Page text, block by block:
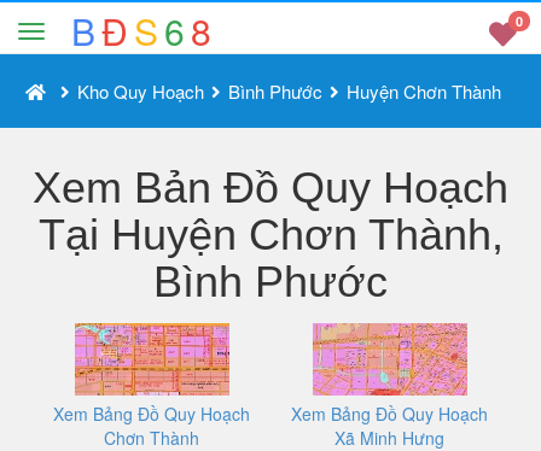
BĐS68 0
Kho Quy Hoạch Bình Phước Huyện Chơn Thành
Xem Bản Đồ Quy Hoạch
Tại Huyện Chơn Thành,
Bình Phước
Xem Bảng Đồ Quy Hoạch
Chơn Thành
Xem Bảng Đồ Quy Hoạch
Xã Minh Hưng